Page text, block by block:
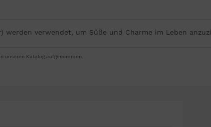
werden verwendet, um Süße und Charme im Leben
unseren Katalog aufgenommen.